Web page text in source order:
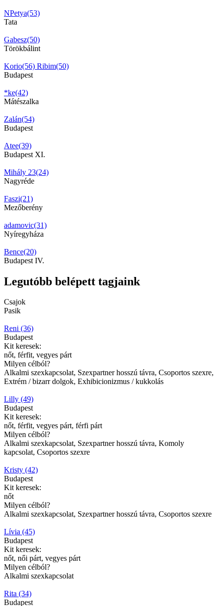
NPetya(53)
Tata
Gabesz(50)
Törökbálint
Korio(56) Ribim(50)
Budapest
*ke(42)
Mátészalka
Zalán(54)
Budapest
Atee(39)
Budapest XI.
Mihály 23(24)
Nagyréde
Faszi(21)
Mezőberény
adamovic(31)
Nyíregyháza
Bence(20)
Budapest IV.
Legutóbb belépett tagjaink
Csajok
Pasik
Reni (36)
Budapest
Kit keresek:
nőt, férfit, vegyes párt
Milyen célból?
Alkalmi szexkapcsolat, Szexpartner hosszú távra, Csoportos szexre,
Extrém / bizarr dolgok, Exhibicionizmus / kukkolás
Lilly (49)
Budapest
Kit keresek:
nőt, férfit, vegyes párt, férfi párt
Milyen célból?
Alkalmi szexkapcsolat, Szexpartner hosszú távra, Komoly
kapcsolat, Csoportos szexre
Kristy (42)
Budapest
Kit keresek:
nőt
Milyen célból?
Alkalmi szexkapcsolat, Szexpartner hosszú távra, Csoportos szexre
Lívia (45)
Budapest
Kit keresek:
nőt, női párt, vegyes párt
Milyen célból?
Alkalmi szexkapcsolat
Rita (34)
Budapest